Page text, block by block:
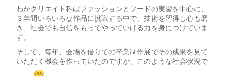
わがクリエイト科はファッションとフードの実習を中心に、
３年間いろいろな作品に挑戦する中で、技術を習得し心も磨
き、社会でも自信をもってやっていける力を身につけていま
す。
そして、毎年、会場を借りての卒業制作展でその成果を見て
いただく機会を作っていたのですが、このような社会状況で